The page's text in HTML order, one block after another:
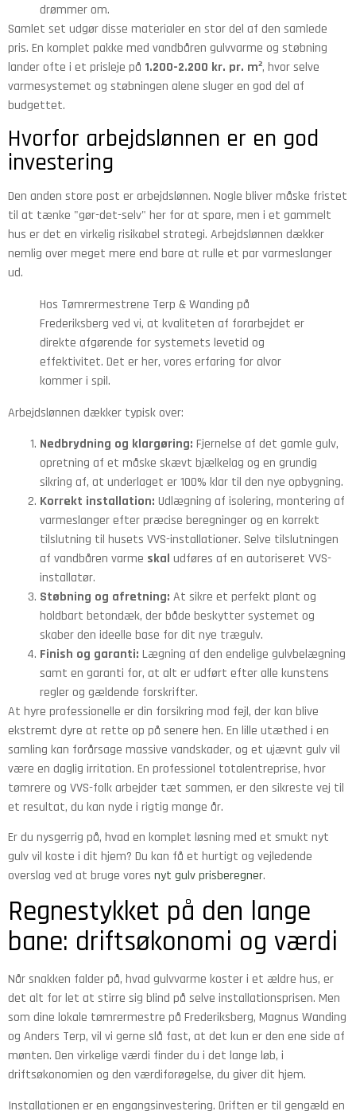
drømmer om.
Samlet set udgør disse materialer en stor del af den samlede
pris. En komplet pakke med vandbåren gulvvarme og støbning
lander ofte i et prisleje på 1.200-2.200 kr. pr. m², hvor selve
varmesystemet og støbningen alene sluger en god del af
budgettet.
Hvorfor arbejdslønnen er en god
investering
Den anden store post er arbejdslønnen. Nogle bliver måske fristet
til at tænke "gør-det-selv" her for at spare, men i et gammelt
hus er det en virkelig risikabel strategi. Arbejdslønnen dækker
nemlig over meget mere end bare at rulle et par varmeslanger
ud.
Hos Tømrermestrene Terp & Wanding på
Frederiksberg ved vi, at kvaliteten af forarbejdet er
direkte afgørende for systemets levetid og
effektivitet. Det er her, vores erfaring for alvor
kommer i spil.
Arbejdslønnen dækker typisk over:
Nedbrydning og klargøring: Fjernelse af det gamle gulv,
opretning af et måske skævt bjælkelag og en grundig
sikring af, at underlaget er 100% klar til den nye opbygning.
Korrekt installation: Udlægning af isolering, montering af
varmeslanger efter præcise beregninger og en korrekt
tilslutning til husets VVS-installationer. Selve tilslutningen
af vandbåren varme skal udføres af en autoriseret VVS-
installatør.
Støbning og afretning: At sikre et perfekt plant og
holdbart betondæk, der både beskytter systemet og
skaber den ideelle base for dit nye trægulv.
Finish og garanti: Lægning af den endelige gulvbelægning
samt en garanti for, at alt er udført efter alle kunstens
regler og gældende forskrifter.
At hyre professionelle er din forsikring mod fejl, der kan blive
ekstremt dyre at rette op på senere hen. En lille utæthed i en
samling kan forårsage massive vandskader, og et ujævnt gulv vil
være en daglig irritation. En professionel totalentreprise, hvor
tømrere og VVS-folk arbejder tæt sammen, er den sikreste vej til
et resultat, du kan nyde i rigtig mange år.
Er du nysgerrig på, hvad en komplet løsning med et smukt nyt
gulv vil koste i dit hjem? Du kan få et hurtigt og vejledende
overslag ved at bruge vores nyt gulv prisberegner.
Regnestykket på den lange
bane: driftsøkonomi og værdi
Når snakken falder på, hvad gulvvarme koster i et ældre hus, er
det alt for let at stirre sig blind på selve installationsprisen. Men
som dine lokale tømrermestre på Frederiksberg, Magnus Wanding
og Anders Terp, vil vi gerne slå fast, at det kun er den ene side af
mønten. Den virkelige værdi finder du i det lange løb, i
driftsøkonomien og den værdiforøgelse, du giver dit hjem.
Installationen er en engangsinvestering. Driften er til gengæld en